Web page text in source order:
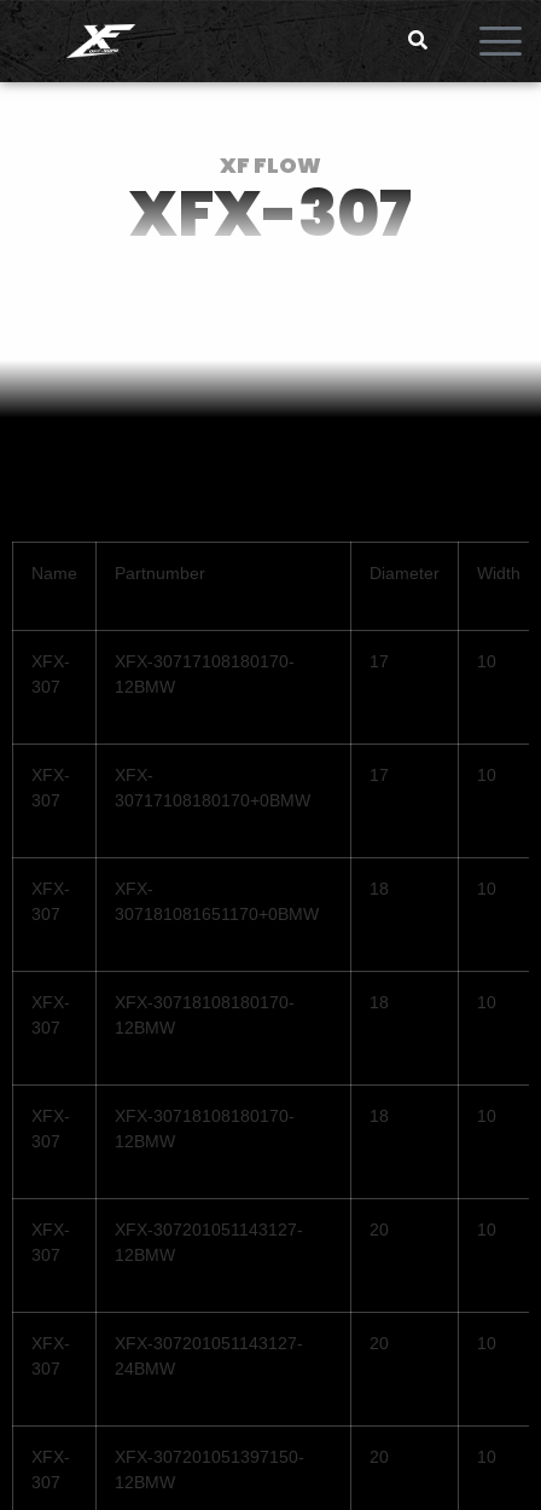
XF FLOW
XFX-307
Name Partnumber Diameter Width
XFX-
307
XFX-30717108180170-
12BMW
17 10
XFX-
307
XFX-
30717108180170+0BMW
17 10
XFX-
307
XFX-
307181081651170+0BMW
18 10
XFX-
307
XFX-30718108180170-
12BMW
18 10
XFX-
307
XFX-30718108180170-
12BMW
18 10
XFX-
307
XFX-307201051143127-
12BMW
20 10
XFX-
307
XFX-307201051143127-
24BMW
20 10
XFX-
307
XFX-307201051397150-
12BMW
20 10